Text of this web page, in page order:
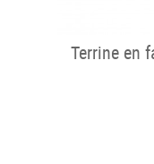
Terrine en